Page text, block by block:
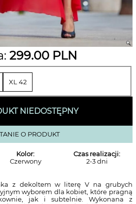
299.00 PLN
XL 42
NIEDOSTĘPNY
O PRODUKT
Kolor:
Czerwony
Czas realizacji:
2-3 dni
z dekoltem w literę V na grubych
wyborem dla kobiet, które pragną
jak i subtelnie. Wykonana z